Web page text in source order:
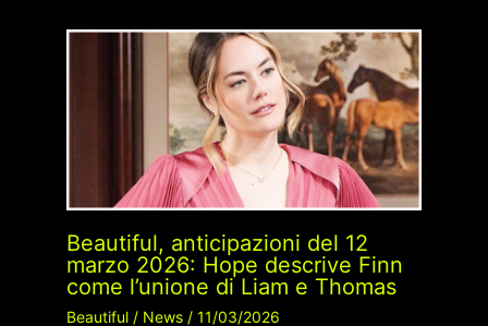
Beautiful, anticipazioni del 12
marzo 2026: Hope descrive Finn
come l’unione di Liam e Thomas
Beautiful/ News/ 11/03/2026